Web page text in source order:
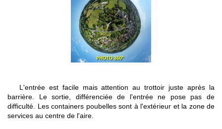
L'entrée est facile mais attention au trottoir juste après la
barrière. Le sortie, différenciée de l'entrée ne pose pas de
difficulté. Les containers poubelles sont à l'extérieur et la zone de
services au centre de l'aire.